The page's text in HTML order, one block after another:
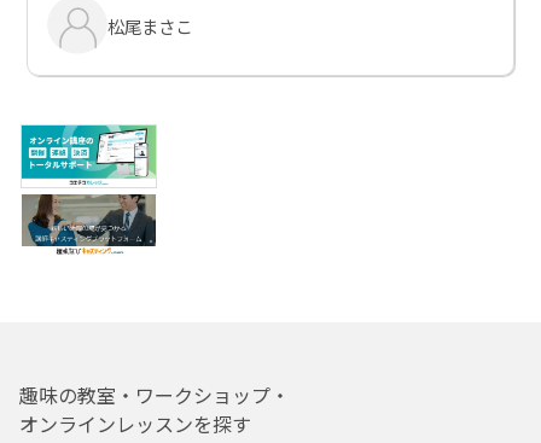
松尾まさこ
趣味の教室・ワークショップ・
オンラインレッスンを探す